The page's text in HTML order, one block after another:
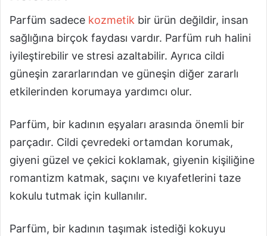
Parfüm sadece kozmetik bir ürün değildir, insan
sağlığına birçok faydası vardır. Parfüm ruh halini
iyileştirebilir ve stresi azaltabilir. Ayrıca cildi
güneşin zararlarından ve güneşin diğer zararlı
etkilerinden korumaya yardımcı olur.
Parfüm, bir kadının eşyaları arasında önemli bir
parçadır. Cildi çevredeki ortamdan korumak,
giyeni güzel ve çekici koklamak, giyenin kişiliğine
romantizm katmak, saçını ve kıyafetlerini taze
kokulu tutmak için kullanılır.
Parfüm, bir kadının taşımak istediği kokuyu